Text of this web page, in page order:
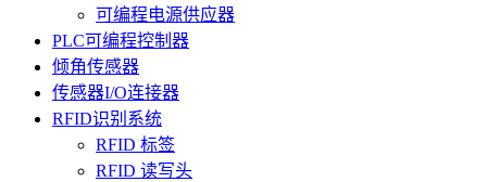
可编程电源供应器
PLC可编程控制器
倾角传感器
传感器I/O连接器
RFID识别系统
RFID 标签
RFID 读写头